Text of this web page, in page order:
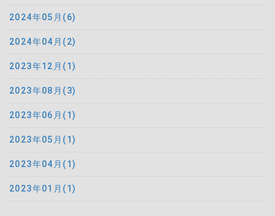
2024年05月(6)
2024年04月(2)
2023年12月(1)
2023年08月(3)
2023年06月(1)
2023年05月(1)
2023年04月(1)
2023年01月(1)